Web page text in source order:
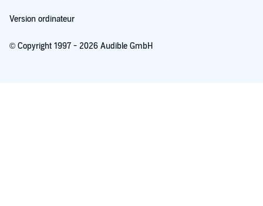
Version ordinateur
© Copyright 1997 - 2026 Audible GmbH